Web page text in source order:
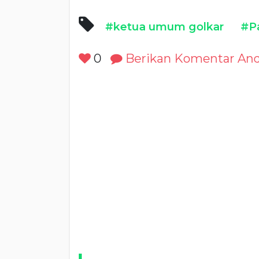
#ketua umum golkar
0 Berikan Komentar